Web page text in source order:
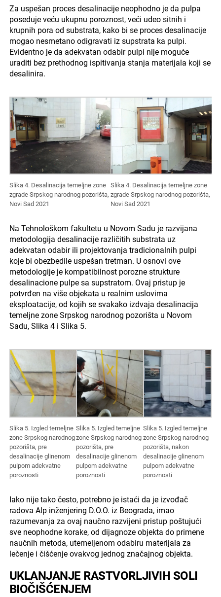
Za uspešan proces desalinacije neophodno je da pulpa
poseduje veću ukupnu poroznost, veći udeo sitnih i
krupnih pora od substrata, kako bi se proces desalinacije
mogao nesmetano odigravati iz supstrata ka pulpi.
Evidentno je da adekvatan odabir pulpi nije moguće
uraditi bez prethodnog ispitivanja stanja materijala koji se
desalinira.
Slika 4. Desalinacija temeljne zone
zgrade Srpskog narodnog pozorišta,
Novi Sad 2021
Slika 4. Desalinacija temeljne zone
zgrade Srpskog narodnog pozorišta,
Novi Sad 2021
Na Tehnološkom fakultetu u Novom Sadu je razvijana
metodologija desalinacije različitih substrata uz
adekvatan odabir ili projektovanja tradicionalnih pulpi
koje bi obezbedile uspešan tretman. U osnovi ove
metodologije je kompatibilnost porozne strukture
desalinacione pulpe sa supstratom. Ovaj pristup je
potvrđen na više objekata u realnim uslovima
eksploatacije, od kojih se svakako izdvaja desalinacija
temeljne zone Srpskog narodnog pozorišta u Novom
Sadu, Slika 4 i Slika 5.
Slika 5. Izgled temeljne
zone Srpskog narodnog
pozorišta, pre
desalinacije glinenom
pulpom adekvatne
poroznosti
Slika 5. Izgled temeljne
zone Srpskog narodnog
pozorišta, pre
desalinacije glinenom
pulpom adekvatne
poroznosti
Slika 5. Izgled temeljne
zone Srpskog narodnog
pozorišta, nakon
desalinacije glinenom
pulpom adekvatne
poroznosti
Iako nije tako često, potrebno je istaći da je izvođač
radova Alp inženjering D.O.O. iz Beograda, imao
razumevanja za ovaj naučno razvijeni pristup poštujući
sve neophodne korake, od dijagnoze objekta do primene
naučnih metoda, utemeljenom odabiru materijala za
lečenje i čišćenje ovakvog jednog značajnog objekta.
UKLANJANJE RASTVORLJIVIH SOLI
BIOČIŠĆENJEM